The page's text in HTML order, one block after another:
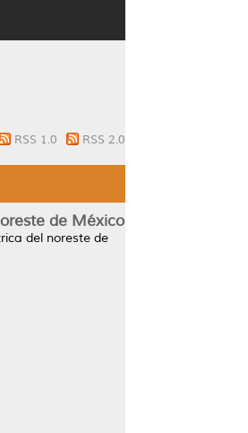
RSS 1.0 RSS 2.0
de México
del noreste de